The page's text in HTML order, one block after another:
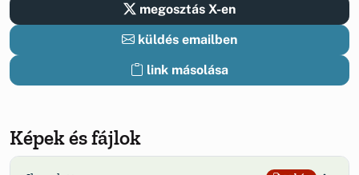
megosztás X-en
küldés emailben
link másolása
Képek és fájlok